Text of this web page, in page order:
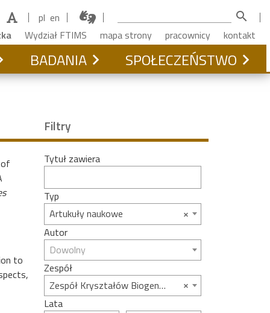
pl en
search
Wydział FTIMS mapa strony pracownicy kontakt
BADANIA SPOŁECZEŃSTWO
Filtry
Tytuł zawiera
Typ
×
Artukuły naukowe
Autor
Dowolny
Zespół
×
Zespół Kryształów Biogenicznych
Lata
to